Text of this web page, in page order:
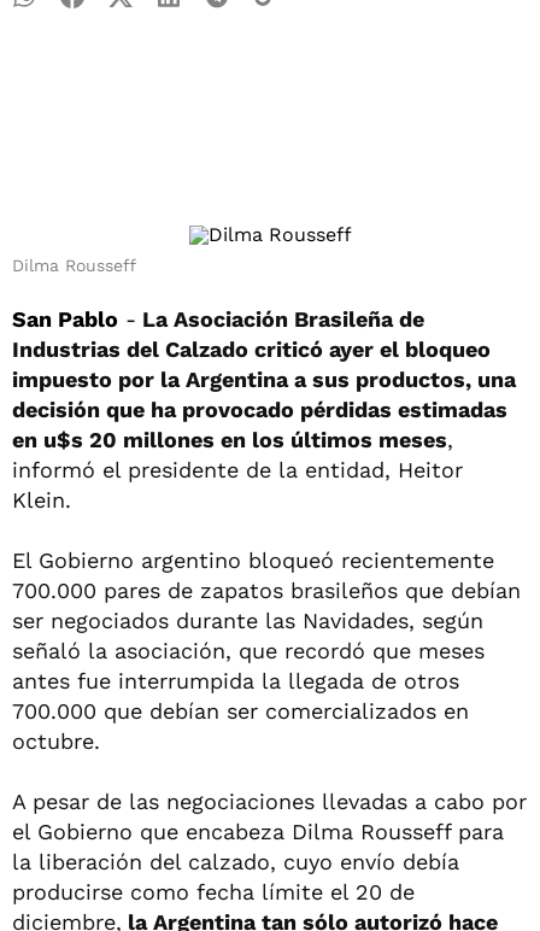
Dilma Rousseff
San Pablo - La Asociación Brasileña de
Industrias del Calzado criticó ayer el bloqueo
impuesto por la Argentina a sus productos, una
decisión que ha provocado pérdidas estimadas
en u$s 20 millones en los últimos meses,
informó el presidente de la entidad, Heitor
Klein.
El Gobierno argentino bloqueó recientemente
700.000 pares de zapatos brasileños que debían
ser negociados durante las Navidades, según
señaló la asociación, que recordó que meses
antes fue interrumpida la llegada de otros
700.000 que debían ser comercializados en
octubre.
A pesar de las negociaciones llevadas a cabo por
el Gobierno que encabeza Dilma Rousseff para
la liberación del calzado, cuyo envío debía
producirse como fecha límite el 20 de
diciembre, la Argentina tan sólo autorizó hace